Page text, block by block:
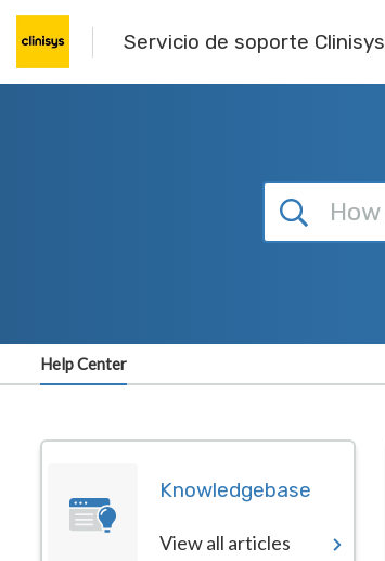
Skip to main content
Servicio de soporte Clinisys
Help Center
Knowledgebase
View all articles